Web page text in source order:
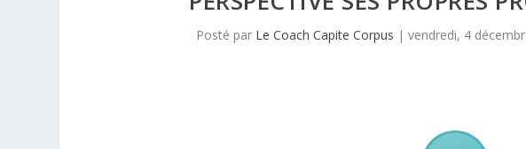
Posté par Le Coach Capite Corpus |vendredi, 4